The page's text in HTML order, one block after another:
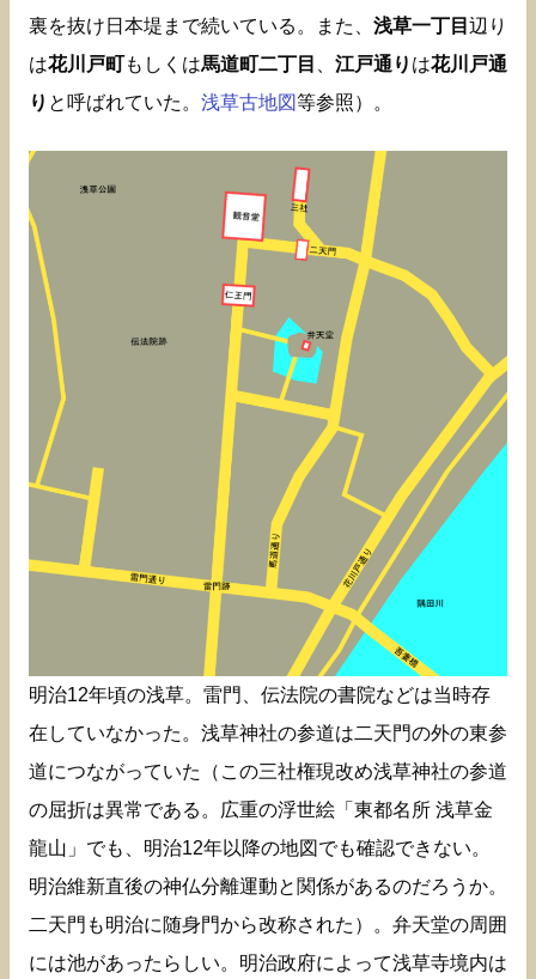
裏を抜け日本堤まで続いている。また、 浅草一丁目 辺り
は花川戸町もしくは馬道町二丁目 江戸通り は花川戸通
り と呼ばれていた。 浅草古地図等参照）。
明治12年頃の浅草。雷門、伝法院の書院などは当時存
在していなかった。浅草神社の参道は二天門の外の東参
道につながっていた（この三社権現改め浅草神社の参道
の屈折は異常である。広重の浮世絵「東都名所 浅草金
龍山」でも、明治12年以降の地図でも確認できない。
明治維新直後の神仏分離運動と関係があるのだろうか。
二天門も明治に随身門から改称された）。弁天堂の周囲
には池があったらしい。明治政府によって浅草寺境内は